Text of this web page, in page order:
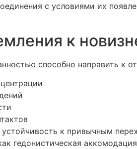
с условиями их
к
способно направить к
к привычным
гедонистическая